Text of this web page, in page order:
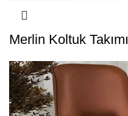
Merlin Koltuk Takımı